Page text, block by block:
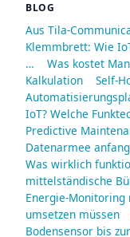
BLOG
Aus Tila-
Klemmbrett: Wie
…
Was kostet
Kalkulation
Self-
IoT? Welche
Predictive
Datenarmee
Was wirklich
mittelständische
Energie-Monitoring
umsetzen müssen
Bodensensor bis